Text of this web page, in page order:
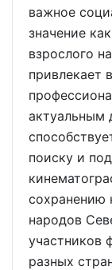
важное
значение
взрослого
привлекает
актуальным
поиску и
сохранению
народов
участников
разных